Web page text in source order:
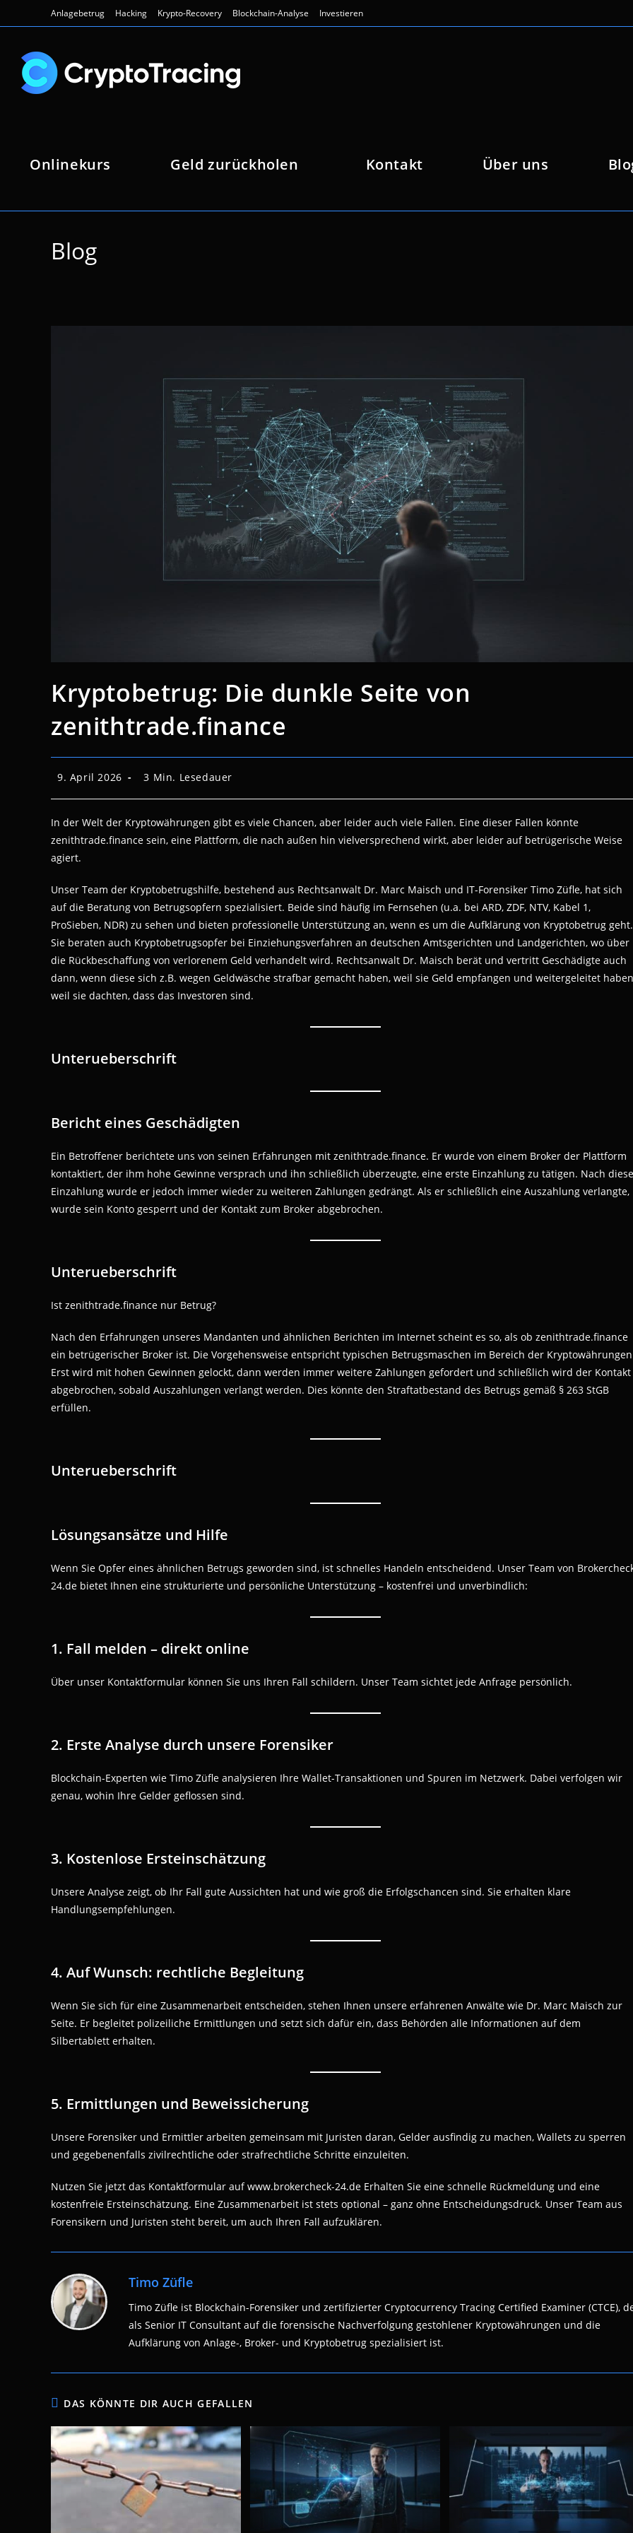
Inhalt
Anlagebetrug Hacking Krypto-Recovery Blockchain-Analyse Investieren
Onlinekurs Geld zurückholen Kontakt Über uns
Blog
Kryptobetrug: Die dunkle Seite von
zenithtrade.finance
Beitrag
veröffentlicht:
9. April 2026 Lesedauer:
3 Min. Lesedauer
In der Welt der Kryptowährungen gibt es viele Chancen, aber leider auch viele Fallen. Eine dieser Fallen könnte
zenithtrade.finance sein, eine Plattform, die nach außen hin vielversprechend wirkt, aber leider auf betrügerische Weise
agiert.
Unser Team der Kryptobetrugshilfe, bestehend aus Rechtsanwalt Dr. Marc Maisch und IT-Forensiker Timo Züfle, hat sich
auf die Beratung von Betrugsopfern spezialisiert. Beide sind häufig im Fernsehen (u.a. bei ARD, ZDF, NTV, Kabel 1,
ProSieben, NDR) zu sehen und bieten professionelle Unterstützung an, wenn es um die Aufklärung von Kryptobetrug geht.
Sie beraten auch Kryptobetrugsopfer bei Einziehungsverfahren an deutschen Amtsgerichten und Landgerichten, wo über
die Rückbeschaffung von verlorenem Geld verhandelt wird. Rechtsanwalt Dr. Maisch berät und vertritt Geschädigte auch
dann, wenn diese sich z.B. wegen Geldwäsche strafbar gemacht haben, weil sie Geld empfangen und weitergeleitet
weil sie dachten, dass das Investoren sind.
Unterueberschrift
Bericht eines Geschädigten
Ein Betroffener berichtete uns von seinen Erfahrungen mit zenithtrade.finance. Er wurde von einem Broker der Plattform
kontaktiert, der ihm hohe Gewinne versprach und ihn schließlich überzeugte, eine erste Einzahlung zu tätigen. Nach
Einzahlung wurde er jedoch immer wieder zu weiteren Zahlungen gedrängt. Als er schließlich eine Auszahlung verlangte,
wurde sein Konto gesperrt und der Kontakt zum Broker abgebrochen.
Unterueberschrift
Ist zenithtrade.finance nur Betrug?
Nach den Erfahrungen unseres Mandanten und ähnlichen Berichten im Internet scheint es so, als ob zenithtrade.finance
ein betrügerischer Broker ist. Die Vorgehensweise entspricht typischen Betrugsmaschen im Bereich der
Erst wird mit hohen Gewinnen gelockt, dann werden immer weitere Zahlungen gefordert und schließlich wird der Kontakt
abgebrochen, sobald Auszahlungen verlangt werden. Dies könnte den Straftatbestand des Betrugs gemäß § 263 StGB
erfüllen.
Unterueberschrift
Lösungsansätze und Hilfe
Wenn Sie Opfer eines ähnlichen Betrugs geworden sind, ist schnelles Handeln entscheidend. Unser Team von
24.de bietet Ihnen eine strukturierte und persönliche Unterstützung – kostenfrei und unverbindlich:
1. Fall melden – direkt online
Über unser Kontaktformular können Sie uns Ihren Fall schildern. Unser Team sichtet jede Anfrage persönlich.
2. Erste Analyse durch unsere Forensiker
Blockchain-Experten wie Timo Züfle analysieren Ihre Wallet-Transaktionen und Spuren im Netzwerk. Dabei verfolgen wir
genau, wohin Ihre Gelder geflossen sind.
3. Kostenlose Ersteinschätzung
Unsere Analyse zeigt, ob Ihr Fall gute Aussichten hat und wie groß die Erfolgschancen sind. Sie erhalten klare
Handlungsempfehlungen.
4. Auf Wunsch: rechtliche Begleitung
Wenn Sie sich für eine Zusammenarbeit entscheiden, stehen Ihnen unsere erfahrenen Anwälte wie Dr. Marc Maisch zur
Seite. Er begleitet polizeiliche Ermittlungen und setzt sich dafür ein, dass Behörden alle Informationen auf dem
Silbertablett erhalten.
5. Ermittlungen und Beweissicherung
Unsere Forensiker und Ermittler arbeiten gemeinsam mit Juristen daran, Gelder ausfindig zu machen, Wallets zu sperren
und gegebenenfalls zivilrechtliche oder strafrechtliche Schritte einzuleiten.
Nutzen Sie jetzt das Kontaktformular auf www.brokercheck-24.de Erhalten Sie eine schnelle Rückmeldung und eine
kostenfreie Ersteinschätzung. Eine Zusammenarbeit ist stets optional – ganz ohne Entscheidungsdruck. Unser Team aus
Forensikern und Juristen steht bereit, um auch Ihren Fall aufzuklären.
Timo Züfle
Timo Züfle ist Blockchain-Forensiker und zertifizierter Cryptocurrency Tracing Certified Examiner (CTCE),
als Senior IT Consultant auf die forensische Nachverfolgung gestohlener Kryptowährungen und die
Aufklärung von Anlage-, Broker- und Kryptobetrug spezialisiert ist.
DAS KÖNNTE DIR AUCH GEFALLEN